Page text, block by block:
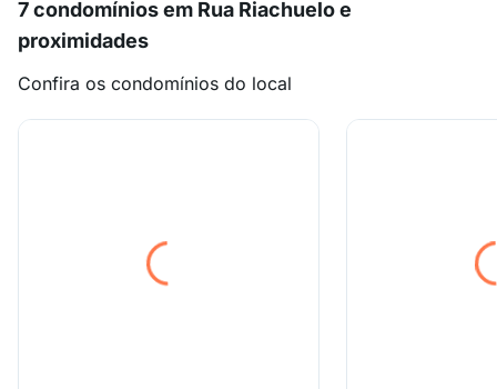
7 condomínios em Rua Riachuelo e
proximidades
Confira os condomínios do local